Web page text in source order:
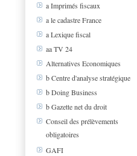
a Imprimés fiscaux
a le cadastre France
a Lexique fiscal
aa TV 24
Alternatives Economiques
b Centre d'analyse stratégique
b Doing Business
b Gazette net du droit
Conseil des prélèvements
obligatoires
GAFI